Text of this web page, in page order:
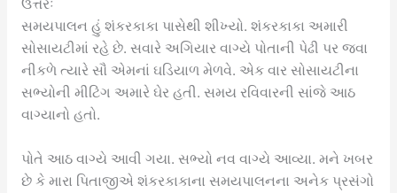
ઉત્તરઃ
સમયપાલન હું શંકરકાકા પાસેથી શીખ્યો. શંકરકાકા અમારી
સોસાયટીમાં રહે છે. સવારે અગિયાર વાગ્યે પોતાની પેઢી પર જવા
નીકળે ત્યારે સૌ એમનાં ઘડિયાળ મેળવે. એક વાર સોસાયટીના
સભ્યોની મીટિંગ અમારે ઘેર હતી. સમય રવિવારની સાંજે આઠ
વાગ્યાનો હતો.
પોતે આઠ વાગ્યે આવી ગયા. સભ્યો નવ વાગ્યે આવ્યા. મને ખબર
છે કે મારા પિતાજીએ શંકરકાકાના સમયપાલનના અનેક પ્રસંગો